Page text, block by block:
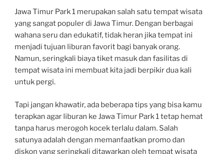
Jawa Timur Park 1 merupakan salah satu tempat wisata
yang sangat populer di Jawa Timur. Dengan berbagai
wahana seru dan edukatif, tidak heran jika tempat ini
menjadi tujuan liburan favorit bagi banyak orang.
Namun, seringkali biaya tiket masuk dan fasilitas di
tempat wisata ini membuat kita jadi berpikir dua kali
untuk pergi.
Tapi jangan khawatir, ada beberapa tips yang bisa kamu
terapkan agar liburan ke Jawa Timur Park 1 tetap hemat
tanpa harus merogoh kocek terlalu dalam. Salah
satunya adalah dengan memanfaatkan promo dan
diskon yang seringkali ditawarkan oleh tempat wisata